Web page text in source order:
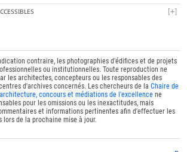
contraire, les photographies d'édifices et de projets
ou institutionnelles. Toute reproduction ne
les architectes, concepteurs ou les responsables des
d'archives concernés. Les chercheurs de laChaire de
concours et médiations de l'excellence ne
pour les omissions ou les inexactitudes, mais
et informations pertinentes afin d'effectuer les
lors de la prochaine mise à jour.